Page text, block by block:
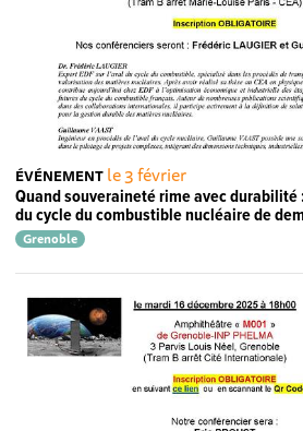
ÉVÉNEMENT le 3 février
Quand souveraineté rime avec durabilité
du cycle du combustible nucléaire de
Grenoble